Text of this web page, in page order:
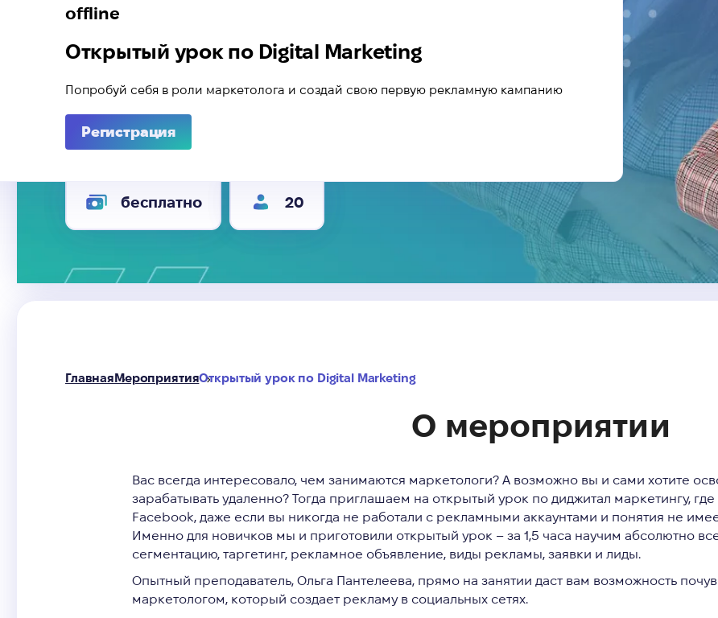
offline
Открытый урок по Digital Marketing
Попробуй себя в роли маркетолога и создай свою первую рекламную кампанию
Регистрация
бесплатно 20
Главная МероприятияОткрытый урок по Digital Marketing
О мероприятии
Вас всегда интересовало, чем занимаются маркетологи? А возможно вы и сами хотите
зарабатывать удаленно? Тогда приглашаем на открытый урок по диджитал маркетингу,
Facebook, даже если вы никогда не работали с рекламными аккаунтами и понятия не
Именно для новичков мы и приготовили открытый урок – за 1,5 часа научим абсолютно
сегментацию, таргетинг, рекламное объявление, виды рекламы, заявки и лиды.
Опытный преподаватель, Ольга Пантелеева, прямо на занятии даст вам возможность
маркетологом, который создает рекламу в социальных сетях.